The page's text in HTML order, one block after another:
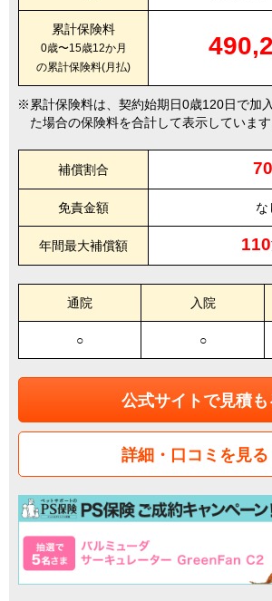
累計保険料
0歳〜15歳12か月
の累計保険料(月払)
累計保険料は、契約始期日0歳120日で加
た場合の保険料を合計して表示しています
補償割合 70
免責金額 な
年間最大補償額 110
通院 入院
○ ○
公式サイトで見積も
詳細・口コミを見る